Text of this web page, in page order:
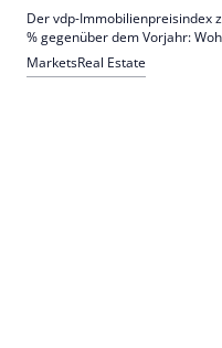
Der vdp-Immobilienpreisindex
% gegenüber dem Vorjahr:
%. Auswirkungen des Iran-
der Bundesbank entwickelte
MarketsReal Estate